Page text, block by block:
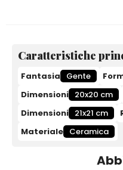
Caratteristiche
Fantasia Gente
Dimensioni 20x20 cm
Dimensioni 21x21 cm
Materiale Ceramica